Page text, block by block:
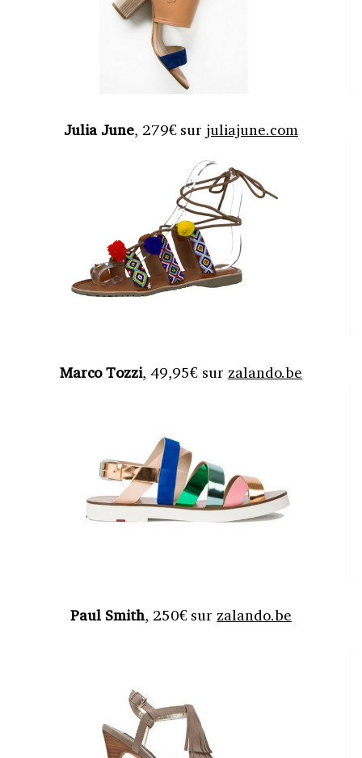
Julia June, 279€ sur juliajune.com
Marco Tozzi, 49,95€ sur zalando.be
Paul Smith, 250€ sur zalando.be